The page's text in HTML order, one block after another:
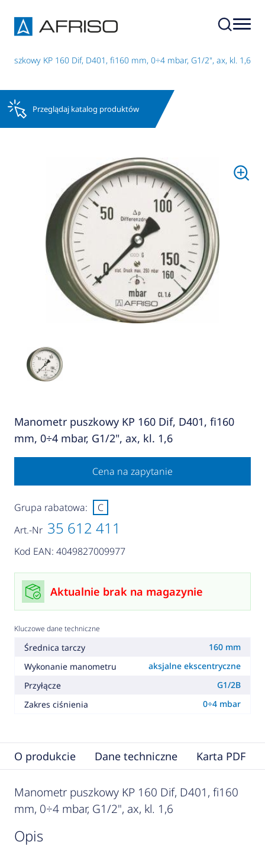
KP 160 Dif, D401, fi160 mm, 0÷4 mbar, G1/2", ax, kl. 1,6
Przeglądaj katalog produktów
Manometr puszkowy KP 160 Dif, D401, fi160
mm, 0÷4 mbar, G1/2", ax, kl. 1,6
Cena na zapytanie
Art.-Nr 35 612 411
Kod EAN: 4049827009977
Grupa rabatowa: C
Aktualnie brak na magazynie
Kluczowe dane techniczne
Średnica tarczy
160 mm
Wykonanie manometru
aksjalne ekscentryczne
Przyłącze
G1/2B
Zakres ciśnienia
0÷4 mbar
O produkcie Dane techniczne Karta PDF
Manometr puszkowy KP 160 Dif, D401, fi160
mm, 0÷4 mbar, G1/2", ax, kl. 1,6
opis